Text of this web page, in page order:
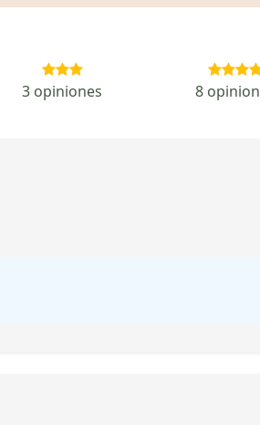
3 opiniones 8